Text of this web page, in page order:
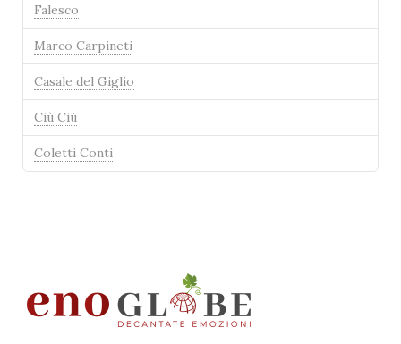
Falesco
Marco Carpineti
Casale del Giglio
Ciù Ciù
Coletti Conti